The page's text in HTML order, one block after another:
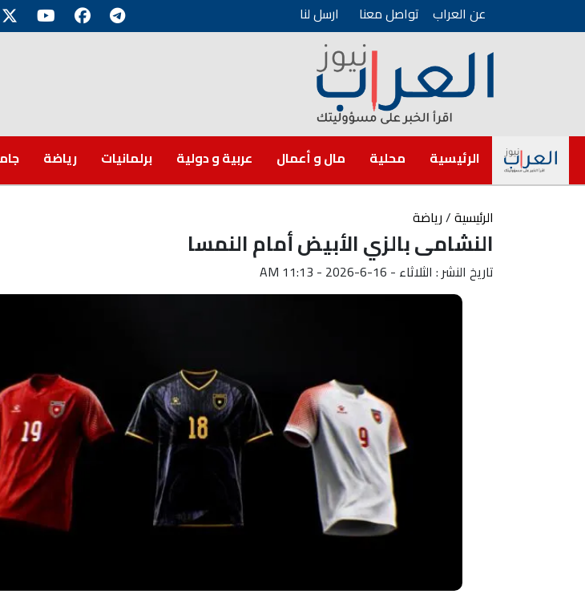
عن العراب تواصل معنا ارسل لنا
الرئيسية محلية مال و أعمال عربية و دولية برلمانيات رياضة
الرئيسية/رياضة
النشامى بالزي الأبيض أمام النمسا
تاريخ النشر : الثلاثاء - 16-6-2026 - 11:13 AM